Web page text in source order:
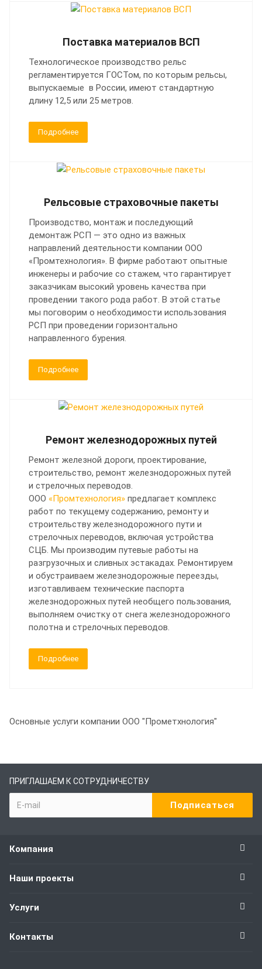
Поставка материалов ВСП
Технологическое производство рельс
регламентируется ГОСТом, по которым рельсы,
выпускаемые в России, имеют стандартную
длину 12,5 или 25 метров.
Подробнее
Рельсовые страховочные пакеты
Производство, монтаж и последующий
демонтаж РСП — это одно из важных
направлений деятельности компании ООО
«Промтехнология». В фирме работают опытные
инженеры и рабочие со стажем, что гарантирует
заказчикам высокий уровень качества при
проведении такого рода работ. В этой статье
мы поговорим о необходимости использования
РСП при проведении горизонтально
направленного бурения.
Подробнее
Ремонт железнодорожных путей
Ремонт железной дороги, проектирование,
строительство, ремонт железнодорожных путей
и стрелочных переводов.
ООО «Промтехнология» предлагает комплекс
работ по текущему содержанию, ремонту и
строительству железнодорожного пути и
стрелочных переводов, включая устройства
СЦБ. Мы производим путевые работы на
разгрузочных и сливных эстакадах. Ремонтируем
и обустраиваем железнодорожные переезды,
изготавливаем технические паспорта
железнодорожных путей необщего пользования,
выполняем очистку от снега железнодорожного
полотна и стрелочных переводов.
Подробнее
Основные услуги компании ООО "Прометхнология"
ПРИГЛАШАЕМ К СОТРУДНИЧЕСТВУ
Компания
Наши проекты
Услуги
Контакты